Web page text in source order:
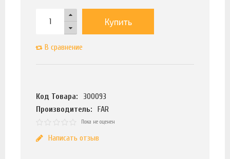
Купить
В сравнение
Код Товара:
300093
Производитель:
FAR
Пока не оценен
Написать отзыв